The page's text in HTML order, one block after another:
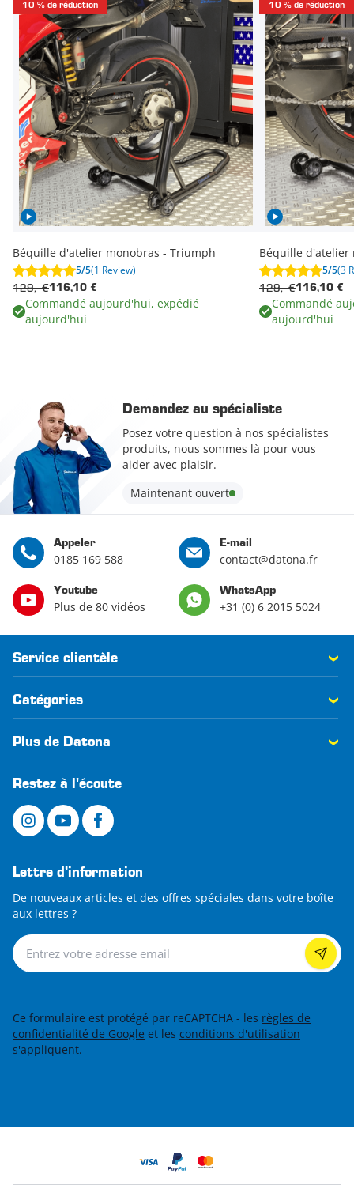
10 % de réduction
Béquille d'atelier monobras - Triumph
5/5(1 Review)
116,10 €
129,- €
Commandé aujourd'hui, expédié
aujourd'hui
10 % de réduction
Béquille d'atelier
5/5(3
116,10 €
129,- €
Commandé
aujourd'hui
Demandez au spécialiste
Posez votre question à nos spécialistes
produits, nous sommes là pour vous
aider avec plaisir.
Maintenant ouvert
Appeler
0185 169 588
E-mail
contact@datona.fr
Youtube
Plus de 80 vidéos
WhatsApp
+31 (0) 6 2015 5024
Service clientèle
Catégories
Plus de Datona
Restez à l'écoute
Lettre d’information
De nouveaux articles et des offres spéciales dans votre boîte
aux lettres ?
Lettre d’information
Ce formulaire est protégé par reCAPTCHA - les règles de
confidentialité de Google et les conditions d'utilisation
s'appliquent.